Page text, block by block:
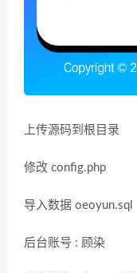
上传源码到根目录
修改 config.php
导入数据 oeoyun.sql
后台账号 : 顾染